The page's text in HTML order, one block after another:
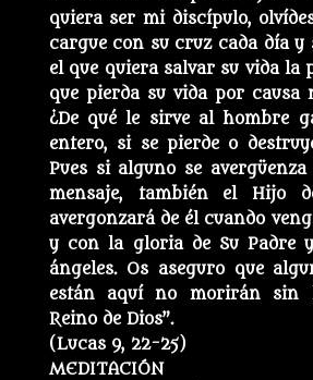
quiera ser mi discípulo,
cargue con su cruz cada día y
el que quiera salvar su vida la
que pierda su vida por causa
¿De qué le sirve al hombre
entero, si se pierde o
Pues si alguno se
mensaje, también el Hijo
avergonzará de él cuando
y con la gloria de Su Padre
ángeles. Os aseguro que
están aquí no morirán sin
Reino de Dios”.
(Lucas 9, 22-25)
MEDITACIÓN